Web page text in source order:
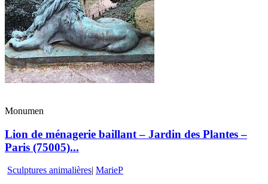
Monumen
Lion de ménagerie baillant – Jardin des Plantes –
Paris (75005)...
Sculptures animalières| MarieP